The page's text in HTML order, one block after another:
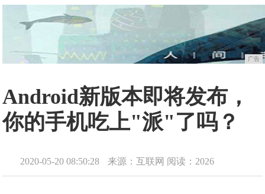
广告
Android新版本即将发布，
你的手机吃上"派"了吗？
2020-05-20 08:50:28 来源：互联网 阅读：2026